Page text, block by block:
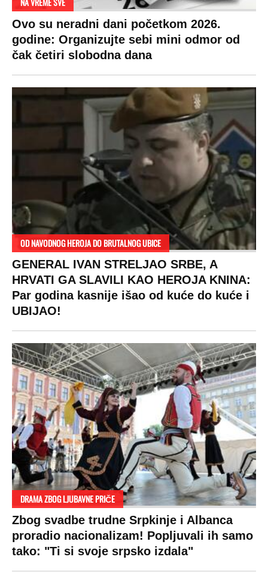
DRAMA ZBOG LJUBAVNE PRIČE
Zbog svadbe trudne Srpkinje i Albanca
proradio nacionalizam! Popljuvali ih samo
tako: "Ti si svoje srpsko izdala"
RAJ!
Žene u Srbiji su poludele za njima,
ogledaju se, bacaju pare: Ovde bunde
koštaju 100 evra, a neke i 2.000 dinara!
SPREMITE SE
Za posnu slavsku trpezu ove godine treba
izdvojiti ozbiljnu sumu novca: Nečija cela
plata ode na svega 20 gostiju